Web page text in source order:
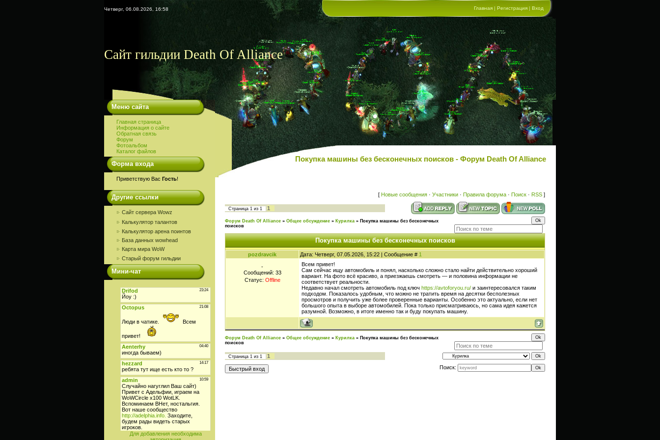
Четверг, 06.08.2026, 16:58 Главная | Регистрация | Вход
Сайт гильдии Death Of Alliance
Меню сайта
Главная страница
Информация о сайте
Обратная связь
Форум
Фотоальбом
Каталог файлов
Форма входа
Приветствую Вас Гость!
Другие ссылки
Сайт сервера Wowz
Калькулятор талантов
Калькулятор арена поинтов
База данных wowhead
Карта мира WoW
Старый форум гильдии
Мини-чат
Для добавления необходима
Покупка машины без бесконечных поисков - Форум Death Of Alliance
[ Новые сообщения · Участники · Правила форума · Поиск · RSS ]
Страница 1 из 1 1
Форум Death Of Alliance » Общее обсуждение » Курилка » Покупка машины без бесконечных
поисков
Покупка машины без бесконечных поисков
pozdravcik Дата: Четверг, 07.05.2026, 15:22 | Сообщение # 1
-
Сообщений: 33
Статус: Offline
Всем привет!
Сам сейчас ищу автомобиль и понял, насколько сложно стало найти действительно хороший
вариант. На фото всё красиво, а приезжаешь смотреть — и половина информации не
соответствует реальности.
Недавно начал смотреть автомобиль под ключ https://avtoforyou.ru/ и заинтересовался таким
подходом. Показалось удобным, что можно не тратить время на десятки бесполезных
просмотров и получить уже более проверенные варианты. Особенно это актуально, если нет
большого опыта в выборе автомобилей. Пока только присматриваюсь, но сама идея кажется
разумной. Возможно, в итоге именно так и буду покупать машину.
Форум Death Of Alliance » Общее обсуждение » Курилка » Покупка машины без бесконечных
поисков
Страница 1 из 1
1
Поиск: